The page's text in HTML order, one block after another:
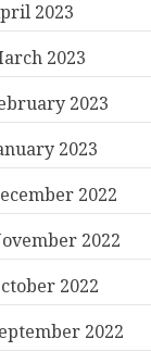
2023
2023
2023
2023
2022
2022
2022
2022